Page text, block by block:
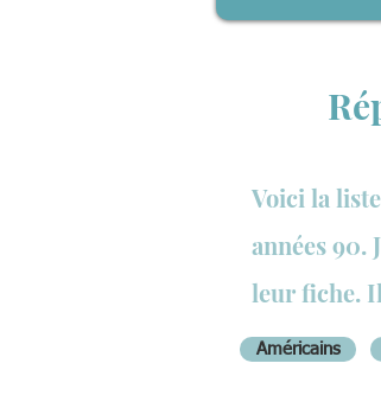
Voici la
années 90.
leur fiche.
Américains